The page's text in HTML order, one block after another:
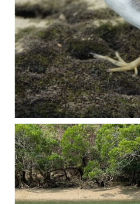
4月に入り、新人教育の為カヤックから落ちた際の救助の実技練習の風景です。 一人前の